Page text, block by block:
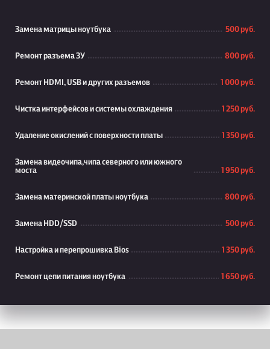
Замена матрицы ноутбука 500 руб.
Ремонт разъема ЗУ 800 руб.
Ремонт HDMI, USB и других разъемов 1 000 руб.
Чистка интерфейсов и системы охлаждения 1 250 руб.
Удаление окислений с поверхности платы 1 350 руб.
Замена видеочипа,чипа северного или южного
моста
1 950 руб.
Замена материнской платы ноутбука 800 руб.
Замена HDD/SSD 500 руб.
Настройка и перепрошивка Bios 1 350 руб.
Ремонт цепи питания ноутбука 1 650 руб.